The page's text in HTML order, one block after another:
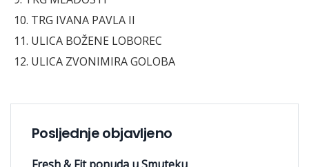
10. TRG IVANA PAVLA II
11. ULICA BOŽENE LOBOREC
12. ULICA ZVONIMIRA GOLOBA
Posljednje objavljeno